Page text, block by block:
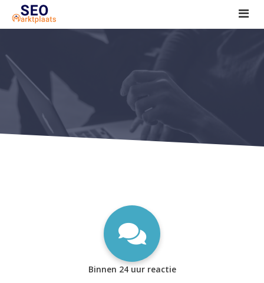
SEO tools reviews
Marketeer bij jou in de buurt?
Offerte
1. Seo voor beginners +
2. Onderzoeken +
Binnen 24 uur reactie